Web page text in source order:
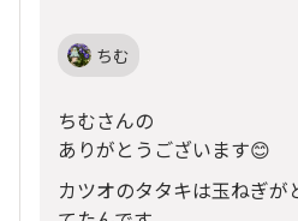
ちむ
ちむさんの
ありがとうございます😊
カツオのタタキは玉ねぎが